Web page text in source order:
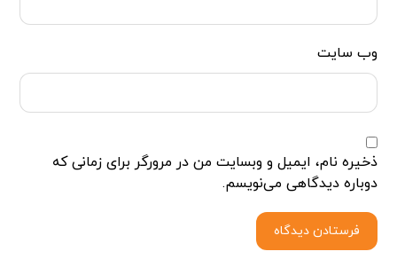
وب‌ سایت
ذخیره نام، ایمیل و وبسایت من در مرورگر برای زمانی که
دوباره دیدگاهی می‌نویسم.
فرستادن دیدگاه